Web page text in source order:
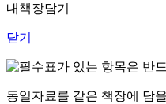
내책장담기
닫기
표가 있는 항목은 반
동일자료를 같은 책장에 담